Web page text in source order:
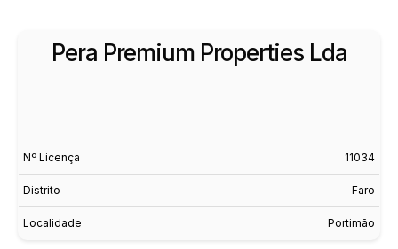
Pera Premium Properties Lda
Nº Licença 11034
Distrito Faro
Localidade Portimão